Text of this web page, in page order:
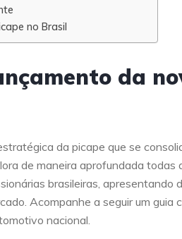
no Brasil
da
da picape que se
de maneira aprofundada todas
brasileiras, apresentando
Acompanhe a seguir um guia
nacional.